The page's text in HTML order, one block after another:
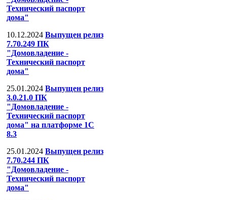
Технический паспорт
дома"
10.12.2024 Выпущен релиз
7.70.249 ПК
"Домовладение -
Технический паспорт
дома"
25.01.2024 Выпущен релиз
3.0.21.0 ПК
"Домовладение -
Технический паспорт
дома" на платформе 1С
8.3
25.01.2024 Выпущен релиз
7.70.244 ПК
"Домовладение -
Технический паспорт
дома"